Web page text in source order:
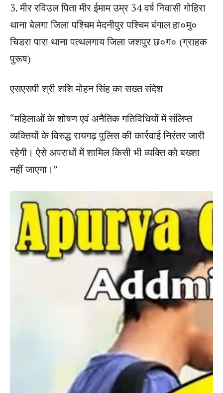
3. मीर रविउल पिता मीर ईमाम उम्र 34 वर्ष निवासी गोहिरा
थाना बेलगा जिला पश्चिम मेदनीपुर पश्चिम बंगाल हा०मु०
चिडरा पारा थाना पत्थलगाय जिला जशपुर छ०ग० (ग्राहक
पुरूष)
एसएसपी श्री शशि मोहन सिंह का सख्त संदेश
“महिलाओं के शोषण एवं अनैतिक गतिविधियों में संलिप्त
व्यक्तियों के विरुद्ध रायगढ़ पुलिस की कार्रवाई निरंतर जारी
रहेगी। ऐसे अपराधों में शामिल किसी भी व्यक्ति को बख्शा
नहीं जाएगा।”